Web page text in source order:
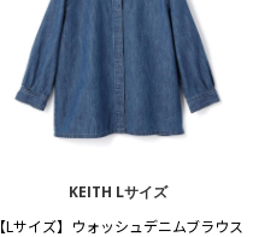
KEITH Lサイズ
【Lサイズ】ウォッシュデニムブラウス